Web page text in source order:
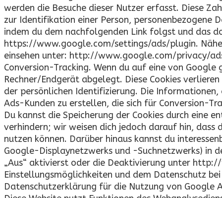
werden die Besuche dieser Nutzer erfasst. Diese
zur Identifikation einer Person, personenbezogene
indem du dem nachfolgenden Link folgst und das
https://www.google.com/settings/ads/plugin.
einsehen unter: http://www.google.com/privacy/
Conversion-Tracking. Wenn du auf eine von
Rechner/Endgerät abgelegt. Diese Cookies
der persönlichen Identifizierung. Die
Ads-Kunden zu erstellen, die sich für Conversion-
Du kannst die Speicherung der Cookies durch eine
verhindern; wir weisen dich jedoch darauf hin,
nutzen können. Darüber hinaus kannst du
Google-Displaynetzwerks und -Suchnetzwerks)
„Aus“ aktivierst oder die Deaktivierung unter
Einstellungsmöglichkeiten und dem Datenschutz
Datenschutzerklärung für die Nutzung von Google